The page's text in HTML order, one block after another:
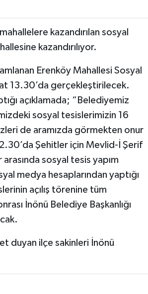
kazandırılan sosyal
kazandırılıyor.
Erenköy Mahallesi Sosyal
13.30’da gerçekleştirilecek.
açıklamada; “Belediyemiz
sosyal tesislerimizin 16
de aramızda görmekten onur
Şehitler için Mevlid-İ Şerif
sosyal tesis yapım
medya hesaplarından yaptığı
açılış törenine tüm
İnönü Belediye Başkanlığı
duyan ilçe sakinleri İnönü